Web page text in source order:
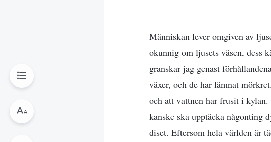
Människan lever omgiven av
okunnig om ljusets väsen, dess
granskar jag genast
växer, och de har lämnat
och att vattnen har frusit i
kanske ska upptäcka någonting
diset. Eftersom hela världen är